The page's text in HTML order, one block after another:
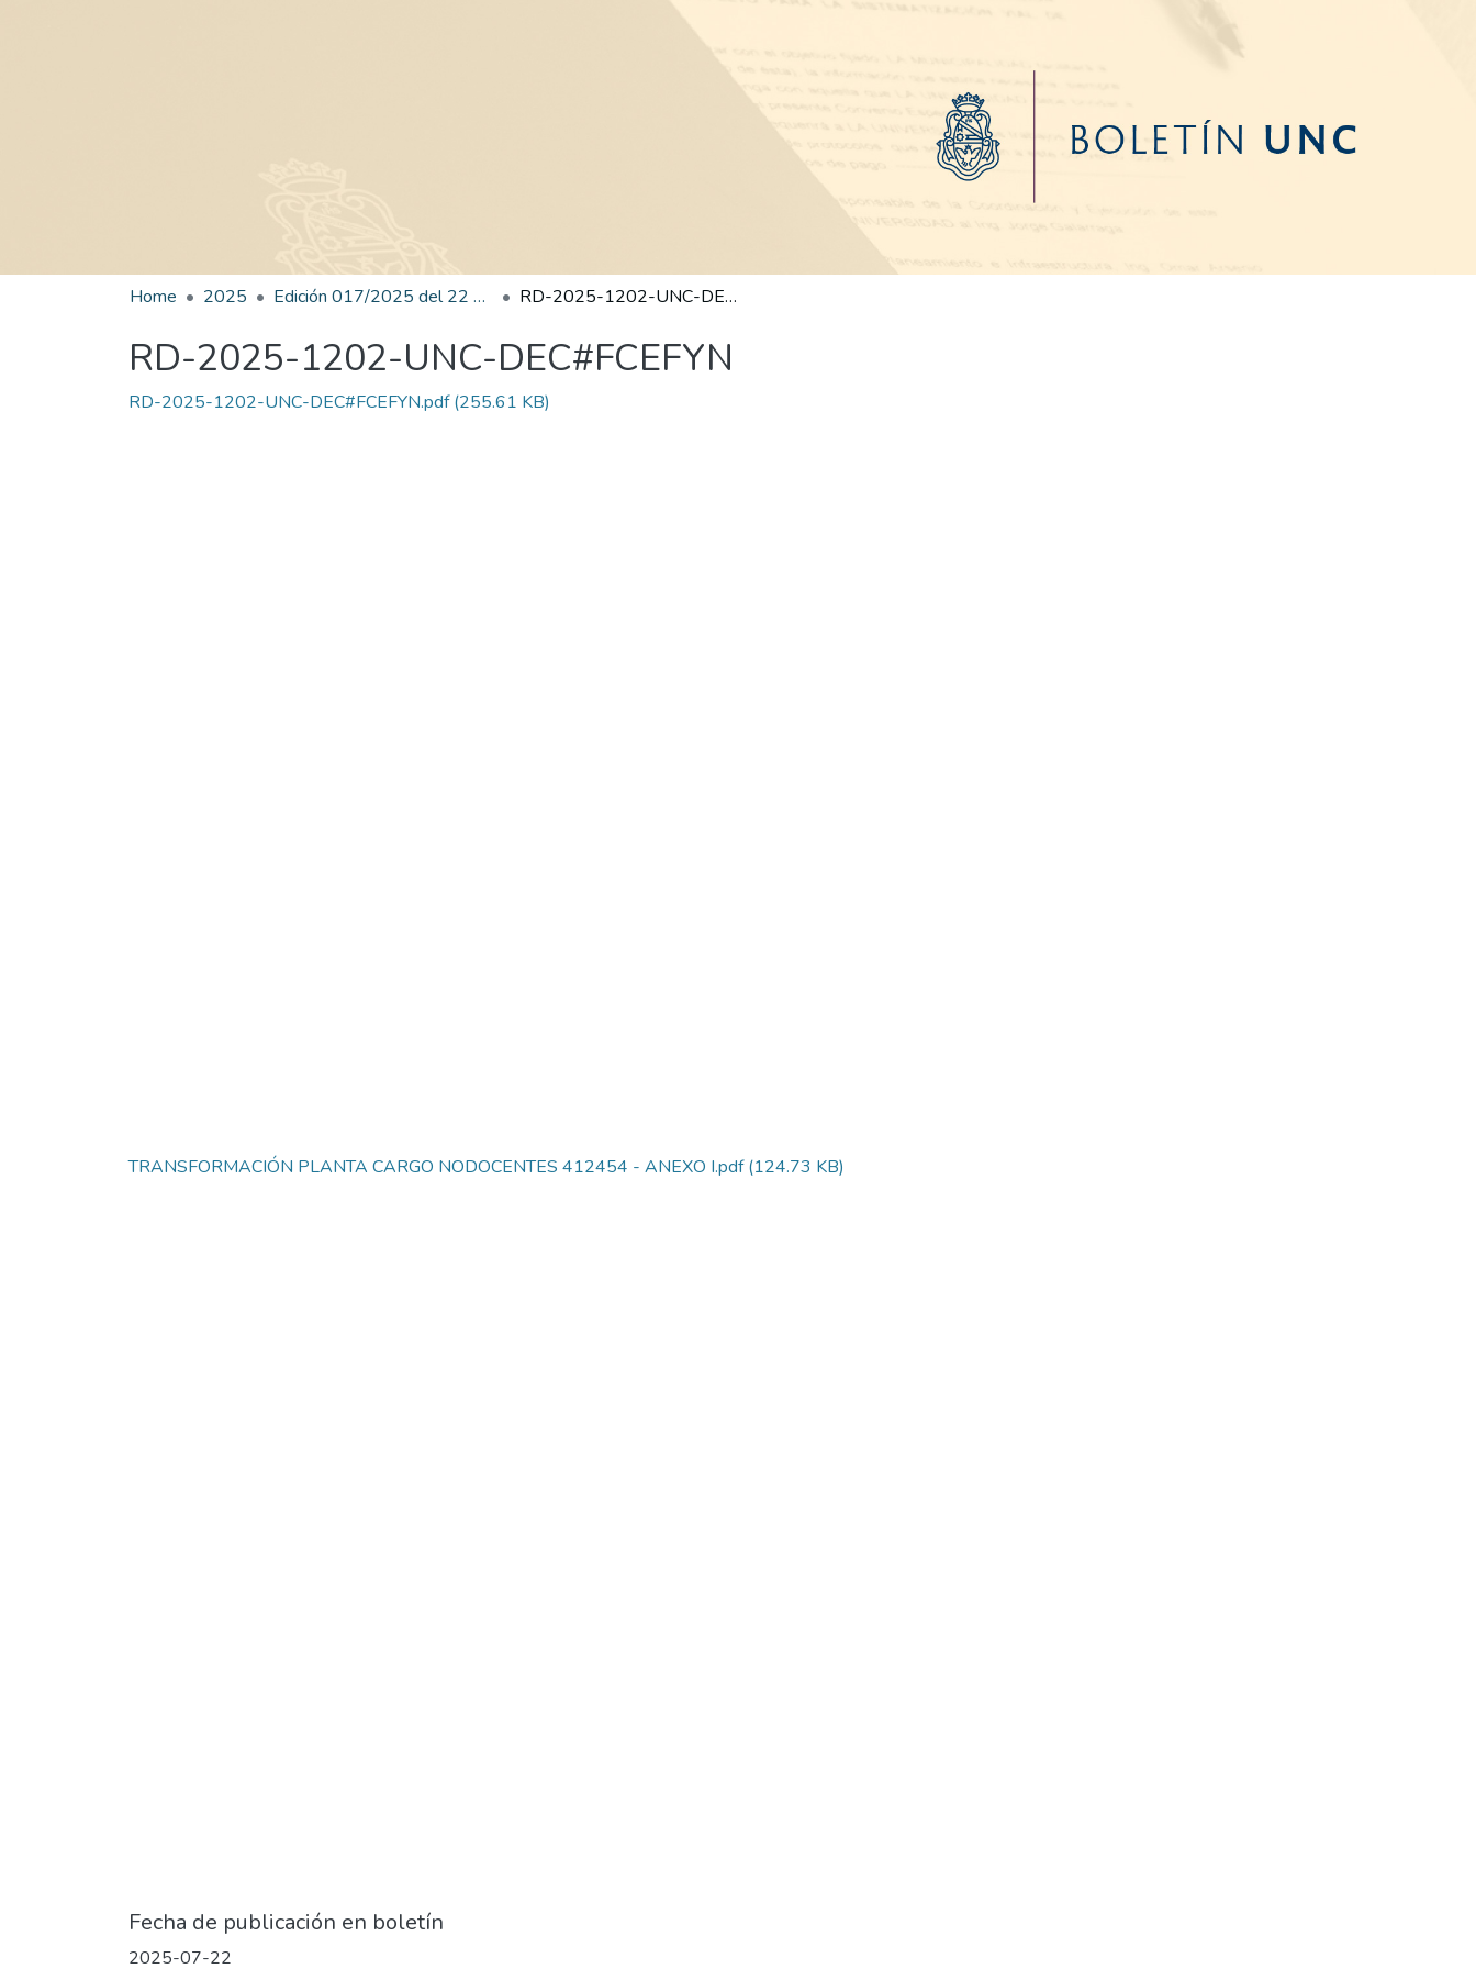
Home 2025 Edición 017/2025 del 22 de julio de 2025 RD-2025-1202-UNC-DEC#FCEFYN
RD-2025-1202-UNC-DEC#FCEFYN
RD-2025-1202-UNC-DEC#FCEFYN.pdf(255.61 KB)
TRANSFORMACIÓN PLANTA CARGO NODOCENTES 412454 - ANEXO I.pdf(124.73 KB)
Fecha de publicación en boletín
2025-07-22